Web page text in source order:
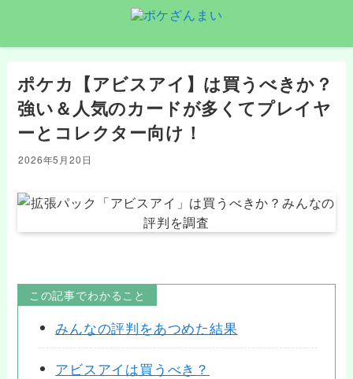
ポケカ【アビスアイ】は買うべきか？
強い＆人気のカードが多くてプレイヤ
ーとコレクター向け！
2026年5月20日
この記事でわかること
みんなの評判をあつめた結果
アビスアイは買うべき？